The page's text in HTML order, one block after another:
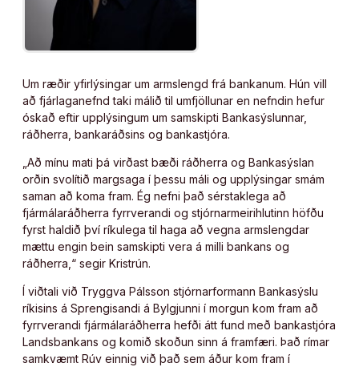
Um ræðir yfirlýsingar um armslengd frá bankanum. Hún vill
að fjárlaganefnd taki málið til umfjöllunar en nefndin hefur
óskað eftir upplýsingum um samskipti Bankasýslunnar,
ráðherra, bankaráðsins og bankastjóra.
„Að mínu mati þá virðast bæði ráðherra og Bankasýslan
orðin svolítið margsaga í þessu máli og upplýsingar smám
saman að koma fram. Ég nefni það sérstaklega að
fjármálaráðherra fyrrverandi og stjórnarmeirihlutinn höfðu
fyrst haldið því ríkulega til haga að vegna armslengdar
mættu engin bein samskipti vera á milli bankans og
ráðherra,“ segir Kristrún.
Í viðtali við Tryggva Pálsson stjórnarformann Bankasýslu
ríkisins á Sprengisandi á Bylgjunni í morgun kom fram að
fyrrverandi fjármálaráðherra hefði átt fund með bankastjóra
Landsbankans og komið skoðun sinn á framfæri. Það rímar
samkvæmt Rúv einnig við það sem áður kom fram í